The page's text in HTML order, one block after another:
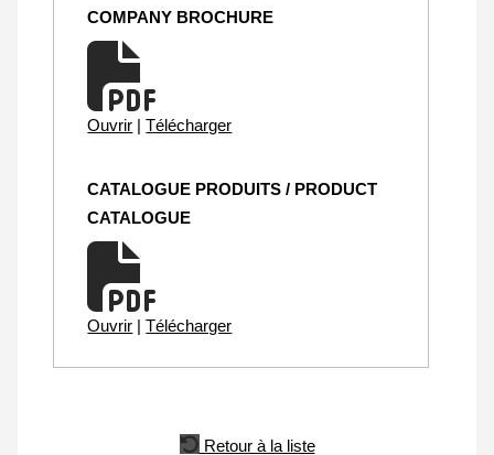
COMPANY BROCHURE
Ouvrir | Télécharger
CATALOGUE PRODUITS / PRODUCT
CATALOGUE
Ouvrir | Télécharger
Retour à la liste